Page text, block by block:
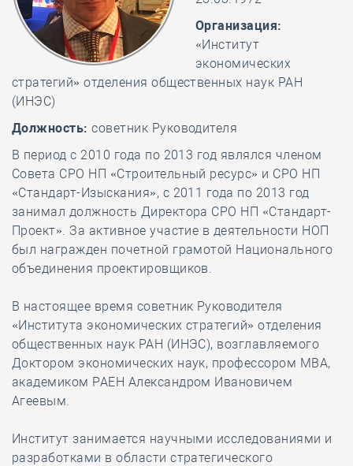
Организация:
«Институт
экономических
стратегий» отделения общественных наук РАН
(ИНЭС)
Должность:советник Руководителя
В период с 2010 года по 2013 год являлся членом
Совета СРО НП «Строительный ресурс» и СРО НП
«Стандарт-Изыскания», с 2011 года по 2013 год
занимал должность Директора СРО НП «Стандарт-
Проект». За активное участие в деятельности НОП
был награжден почетной грамотой Национального
объединения проектировщиков.
В настоящее время советник Руководителя
«Института экономических стратегий» отделения
общественных наук РАН (ИНЭС), возглавляемого
Доктором экономических наук, профессором MBA,
академиком РАЕН Александром Ивановичем
Агеевым.
Институт занимается научными исследованиями и
разработками в области стратегического